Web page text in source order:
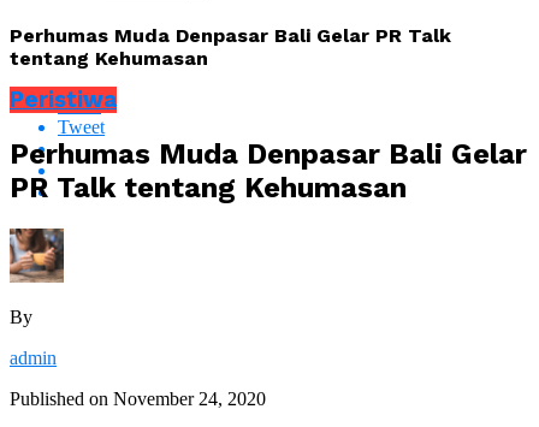
Perhumas Muda Denpasar Bali Gelar PR Talk
tentang Kehumasan
Share
Tweet
Peristiwa
Perhumas Muda Denpasar Bali Gelar
PR Talk tentang Kehumasan
By
admin
Published on November 24, 2020